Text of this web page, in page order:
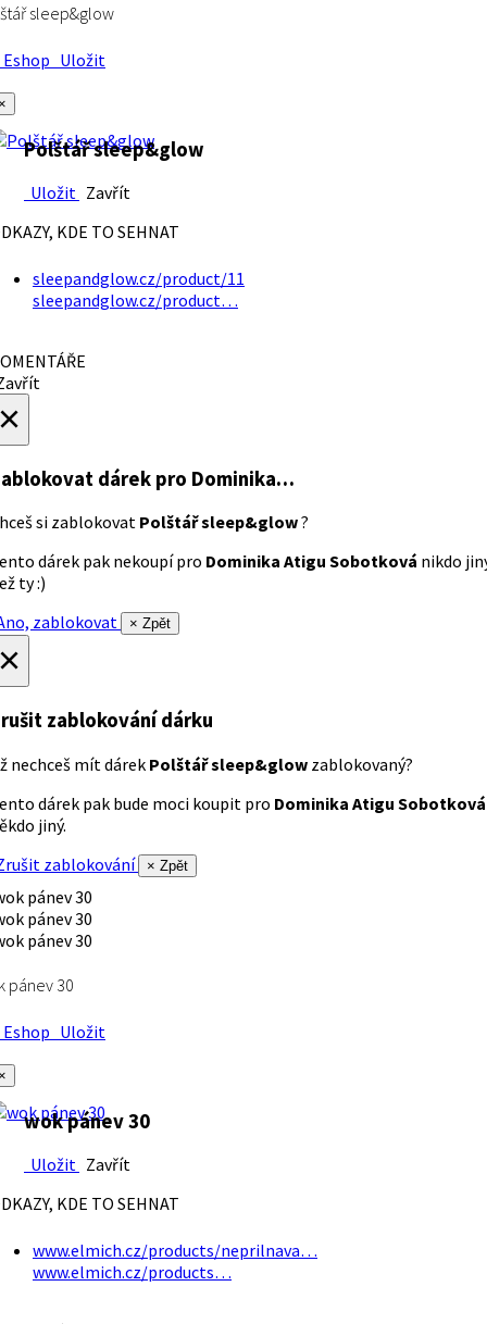
sleep&glow
Uložit
Polštář sleep&glow
Uložit Zavřít
KDE TO SEHNAT
sleepandglow.cz/product/11
sleepandglow.cz/product…
dárek pro Dominika…
si zablokovat Polštář sleep&glow?
dárek pak nekoupí pro Dominika Atigu Sobotková nikdo
ty :)
zablokovat
× Zpět
zablokování dárku
nechceš mít dárek Polštář sleep&glow zablokovaný?
dárek pak bude moci koupit pro Dominika Atigu Sobotková
jiný.
zablokování
× Zpět
pánev 30
Uložit
wok pánev 30
Uložit Zavřít
KDE TO SEHNAT
www.elmich.cz/products/neprilnava…
www.elmich.cz/products…